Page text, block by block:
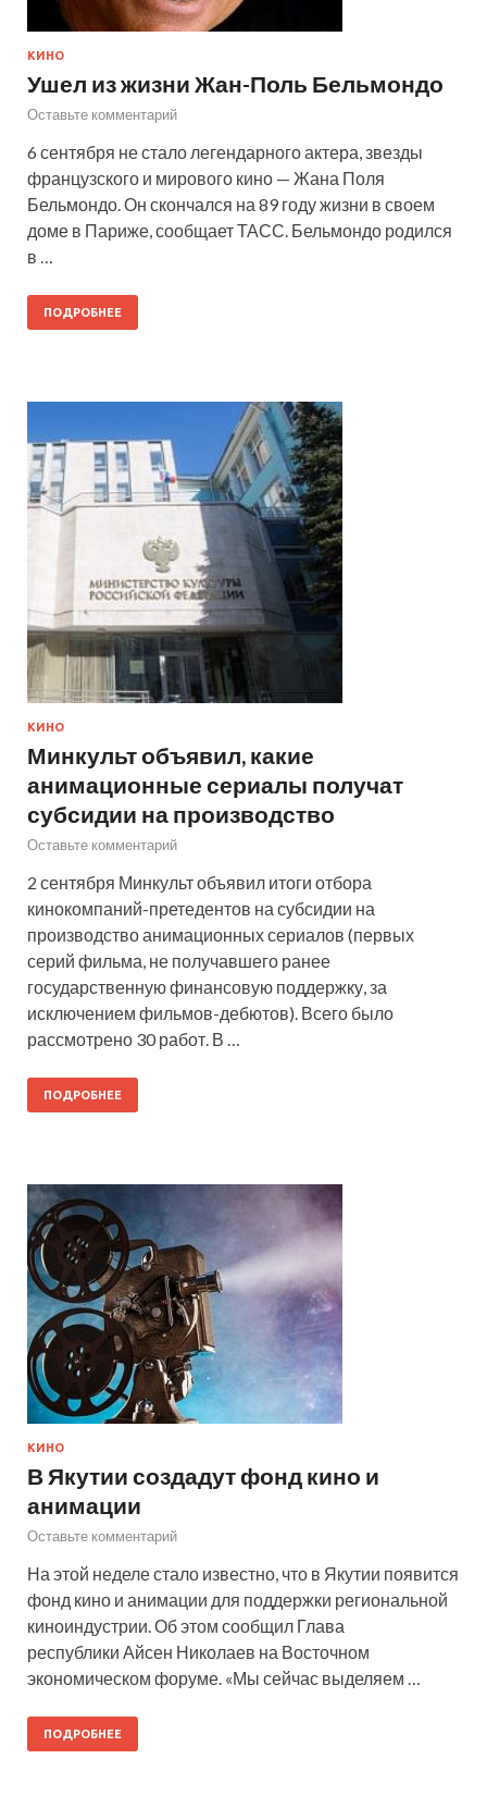
КИНО
Ушел из жизни Жан-Поль Бельмондо
Оставьте комментарий
6 сентября не стало легендарного актера, звезды
французского и мирового кино — Жана Поля
Бельмондо. Он скончался на 89 году жизни в своем
доме в Париже, сообщает ТАСС. Бельмондо родился
в …
ПОДРОБНЕЕ
КИНО
Минкульт объявил, какие
анимационные сериалы получат
субсидии на производство
Оставьте комментарий
2 сентября Минкульт объявил итоги отбора
кинокомпаний-претедентов на субсидии на
производство анимационных сериалов (первых
серий фильма, не получавшего ранее
государственную финансовую поддержку, за
исключением фильмов-дебютов). Всего было
рассмотрено 30 работ. В …
ПОДРОБНЕЕ
КИНО
В Якутии создадут фонд кино и
анимации
Оставьте комментарий
На этой неделе стало известно, что в Якутии появится
фонд кино и анимации для поддержки региональной
киноиндустрии. Об этом сообщил Глава
республики Айсен Николаев на Восточном
экономическом форуме. «Мы сейчас выделяем …
ПОДРОБНЕЕ